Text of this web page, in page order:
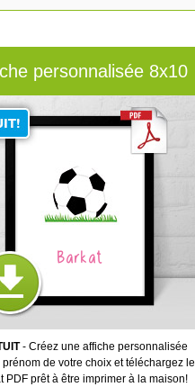
personnalisée 8x10
Barkat
- Créez une affiche personnalisée
prénom de votre choix et téléchargez le
PDF prêt à être imprimer à la maison!